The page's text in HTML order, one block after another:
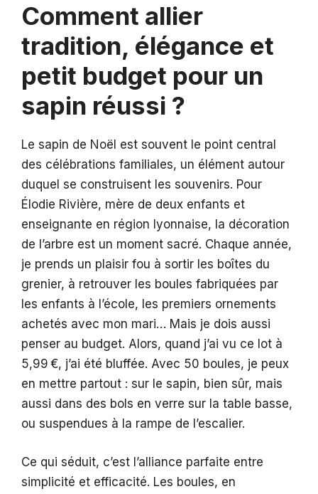
Comment allier
tradition, élégance et
petit budget pour un
sapin réussi ?
Le sapin de Noël est souvent le point central
des célébrations familiales, un élément autour
duquel se construisent les souvenirs. Pour
Élodie Rivière, mère de deux enfants et
enseignante en région lyonnaise, la décoration
de l’arbre est un moment sacré. Chaque année,
je prends un plaisir fou à sortir les boîtes du
grenier, à retrouver les boules fabriquées par
les enfants à l’école, les premiers ornements
achetés avec mon mari… Mais je dois aussi
penser au budget. Alors, quand j’ai vu ce lot à
5,99 €, j’ai été bluffée. Avec 50 boules, je peux
en mettre partout : sur le sapin, bien sûr, mais
aussi dans des bols en verre sur la table basse,
ou suspendues à la rampe de l’escalier.
Ce qui séduit, c’est l’alliance parfaite entre
simplicité et efficacité. Les boules, en